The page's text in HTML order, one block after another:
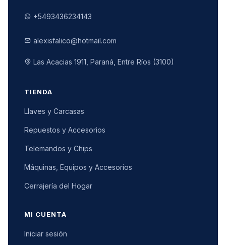
+5493436234143
alexisfalico@hotmail.com
Las Acacias 1911, Paraná, Entre Ríos (3100)
TIENDA
Llaves y Carcasas
Repuestos y Accesorios
Telemandos y Chips
Máquinas, Equipos y Accesorios
Cerrajería del Hogar
MI CUENTA
Iniciar sesión